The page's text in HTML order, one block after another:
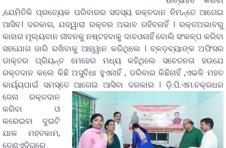
,ଯେମିତିକି ପ୍ରତ୍ୟେକ ପରିବାରର ସଦସ୍ୟ ରକ୍ତଦାନ ନିମନ୍ତେ ଆଗେଇ
ଆସିବ। ଦରକାର, ଯଦ୍ୱାରା ରକ୍ତର ଅଭାବ ରହିବନାହିଁ । ରକ୍ତଅଭାବରୁ
କାହାର ମୂଲ୍ୟବାନ ଜୀବନକୁ ନଷ୍ଟହବାକୁ ଦାବଓନାହିଁ ବୋଲି ସଂକଳ୍ପ କରିବା
ସହଯୋଗ ଜାରି ରଖିବାକୁ ଆହ୍ୱାନ କରିଥିଲେ । ବ୍ଳଡ଼ବ୍ୟାଙ୍କ ଅଫିସର
ଡାକ୍ତର ପ୍ରିୟନ୍ତ ମେହେର ମଧ୍ୟ କହିଥିଲେ ସଚେତନତା ହଉଯେ
ରକ୍ତଦାନ କଲେ କିଛି ଅସୁବିଧା ହୁଏନାହିଁ , ଡରିବାର କିଛିନାହିଁ ,ଏଭଳି ମହତ
କାର୍ୟ୍ୟପାଇଁ ସମସ୍ତେ ଆଗେଇ ଆସିବା ଦରକାର । ଡ଼ି.ପି.ଏମ.ଚକ୍ରଧର
ଜେନା ରକ୍ତଦାନ
କରିବା ଓ
କରେଇବା ଦୁଇଟି
ଯାକ ମହତକାମ,
ତେଣୁଏଦିଗରେ